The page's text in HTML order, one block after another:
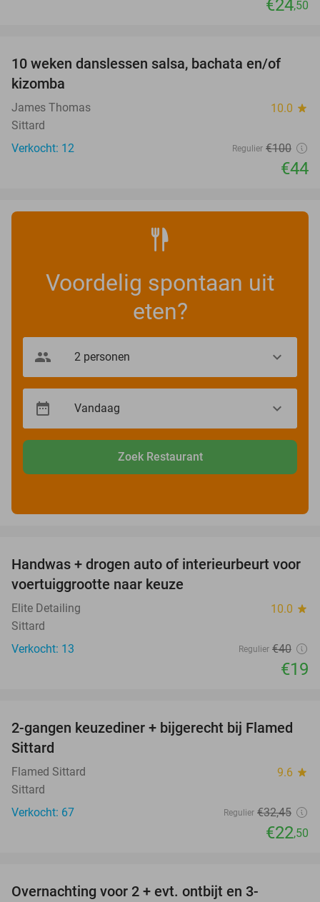
€24,50
56%
10 weken danslessen salsa, bachata en/of
kizomba
James Thomas 10.0 star
Sittard
Verkocht: 12
Regulier €100
€44
Voordelig spontaan uit
eten?
Zoek Restaurant
53%
Handwas + drogen auto of interieurbeurt voor
voertuiggrootte naar keuze
Elite Detailing 10.0 star
Sittard
Verkocht: 13
Regulier €40
€19
31%
2-gangen keuzediner + bijgerecht bij Flamed
Sittard
Flamed Sittard 9.6 star
Sittard
Verkocht: 67
Regulier €32,45
€22,50
Overnachting voor 2 + evt. ontbijt en 3-